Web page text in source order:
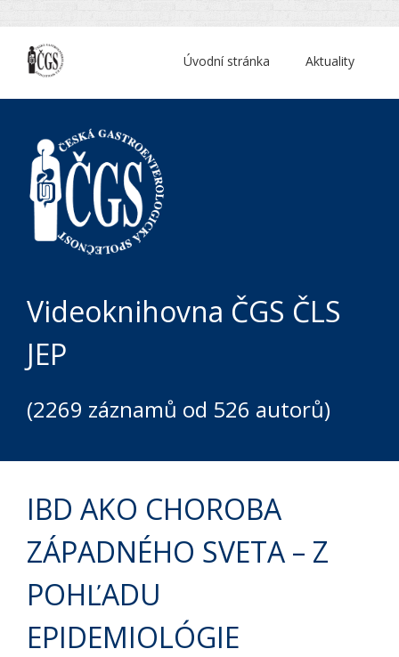
Aktuality
Úvodní stránka
Videoknihovna ČGS ČLS
JEP
(2269 záznamů od 526 autorů)
IBD AKO CHOROBA
ZÁPADNÉHO SVETA – Z
POHĽADU
EPIDEMIOLÓGIE